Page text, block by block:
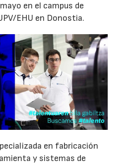
en el campus de
EHU en Donostia.
en fabricación
y sistemas de